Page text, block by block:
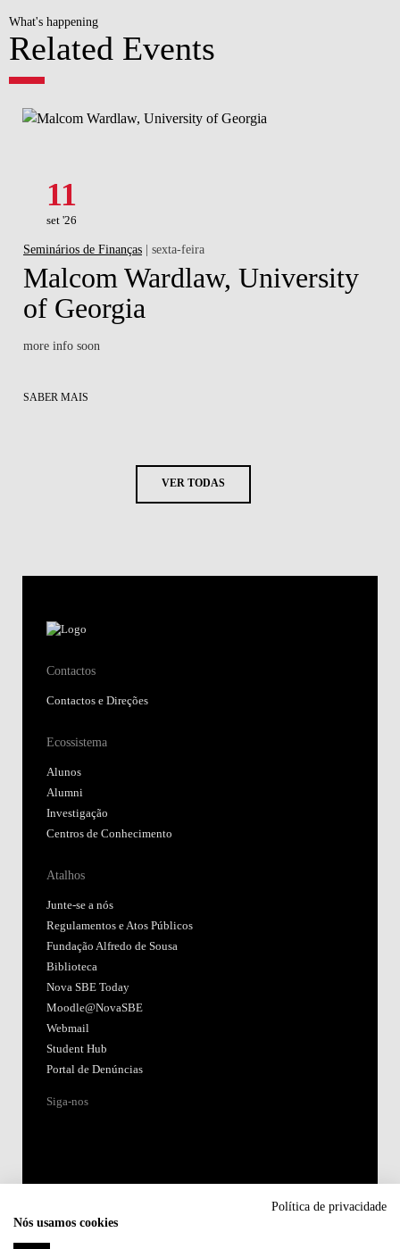
What's happening
Related Events
11
set '26
Seminários de Finanças | sexta-feira
Malcom Wardlaw, University
of Georgia
more info soon
SABER MAIS
VER TODAS
Contactos
Contactos e Direções
Ecossistema
Alunos
Alumni
Investigação
Centros de Conhecimento
Atalhos
Junte-se a nós
Regulamentos e Atos Públicos
Fundação Alfredo de Sousa
Biblioteca
Nova SBE Today
Moodle@NovaSBE
Webmail
Student Hub
Portal de Denúncias
Siga-nos
Política de privacidade
Nós usamos cookies